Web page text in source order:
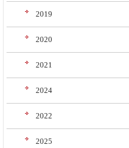
2019
2020
2021
2024
2022
2025